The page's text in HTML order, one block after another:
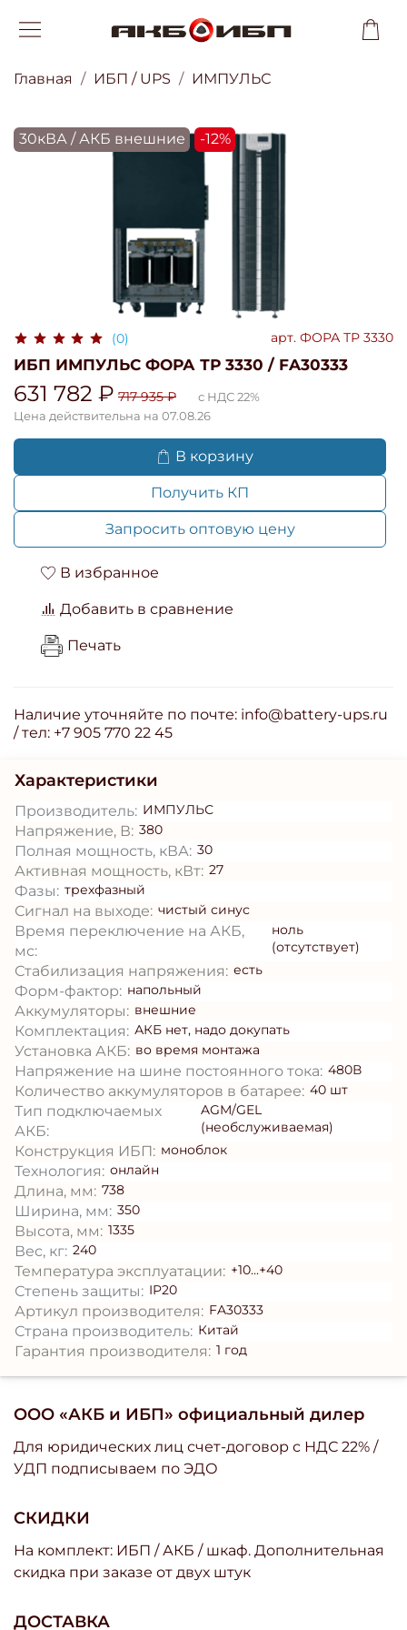
Главная ИБП / UPS ИМПУЛЬС
30кВА / АКБ внешние -12%
(0) арт. ФОРА ТР 3330
ИБП ИМПУЛЬС ФОРА ТР 3330 / FA30333
631 782 ₽ 717 935 ₽
с НДС 22%
Цена действительна на 07.08.26
В корзину
Получить КП
Запросить оптовую цену
В избранное
Добавить в сравнение
Печать
Наличие уточняйте по почте: info@battery-ups.ru
/ тел: +7 905 770 22 45
ООО «АКБ и ИБП» официальный дилер
Для юридических лиц счет-договор с НДС 22% /
УДП подписываем по ЭДО
СКИДКИ
На комплект: ИБП / АКБ / шкаф. Дополнительная
скидка при заказе от двух штук
ДОСТАВКА
Характеристики
Производитель: ИМПУЛЬС
Напряжение, В: 380
Полная мощность, кВА: 30
Активная мощность, кВт: 27
Фазы: трехфазный
Сигнал на выходе: чистый синус
Время переключение на АКБ,
мс:
ноль
(отсутствует)
Стабилизация напряжения: есть
Форм-фактор: напольный
Аккумуляторы: внешние
Комплектация: АКБ нет, надо докупать
Установка АКБ: во время монтажа
Напряжение на шине постоянного тока: 480В
Количество аккумуляторов в батарее: 40 шт
Тип подключаемых
АКБ:
AGM/GEL
(необслуживаемая)
Конструкция ИБП: моноблок
Технология: онлайн
Длина, мм: 738
Ширина, мм: 350
Высота, мм: 1335
Вес, кг: 240
Температура эксплуатации: +10...+40
Степень защиты: IP20
Артикул производителя: FA30333
Страна производитель: Китай
Гарантия производителя: 1 год